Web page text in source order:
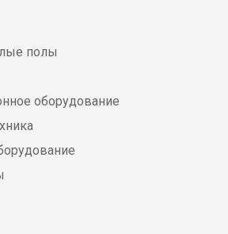
полы
оборудование